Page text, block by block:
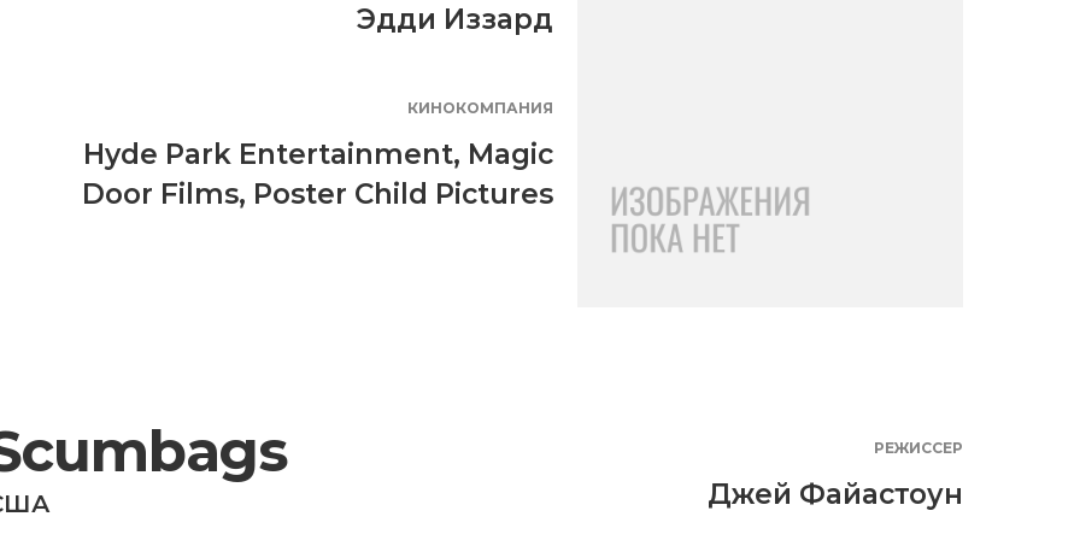
Эдди Иззард
КИНОКОМПАНИЯ
Hyde Park Entertainment, Magic
Door Films, Poster Child Pictures
РЕЖИССЕР
Джей Файастоун